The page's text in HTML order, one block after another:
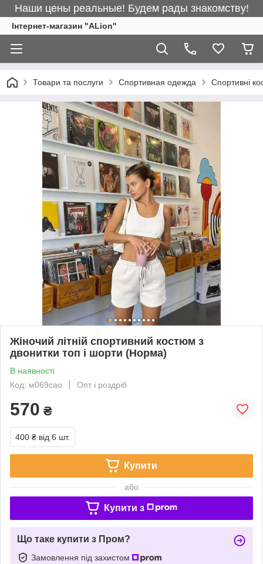
Наши цены реальные! Будем рады знакомству!
Інтернет-магазин "ALіon"
Товари та послуги Спортивная одежда Спортивні
Жіночий літній спортивний костюм з
двонитки топ і шорти (Норма)
В наявності
Код: м069сао
Опт і роздріб
570 ₴
400 ₴ від 6 шт.
Купити
або
Купити з
Що таке купити з Пром?
Замовлення під захистом